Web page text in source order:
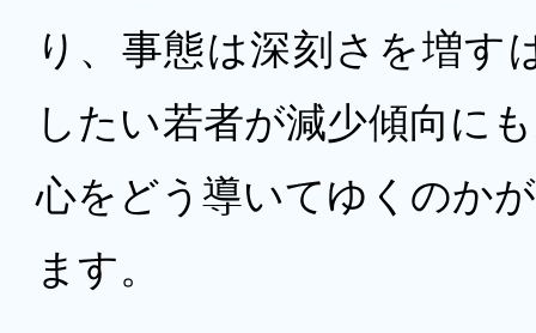
り、事態は深刻さを増す
したい若者が減少傾向に
心をどう導いてゆくのか
ます。